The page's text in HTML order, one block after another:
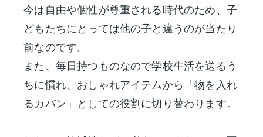
今は自由や個性が尊重される時代のため、子
どもたちにとっては他の子と違うのが当たり
前なのです。
また、毎日持つものなので学校生活を送るう
ちに慣れ、おしゃれアイテムから「物を入れ
るカバン」としての役割に切り替わります。